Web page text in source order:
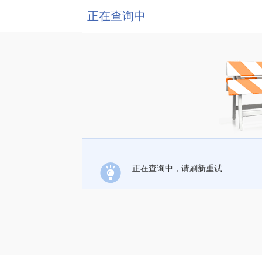
正在查询中
正在查询中，请刷新重试